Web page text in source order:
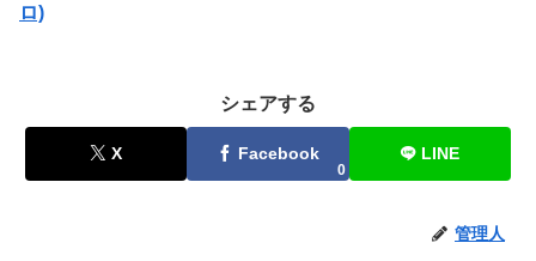
ロ)
シェアする
X Facebook
0
LINE
管理人